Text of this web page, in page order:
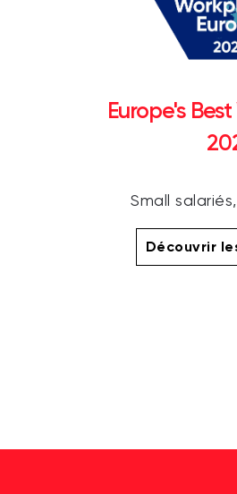
Europe's
Small salariés,
Découvrir